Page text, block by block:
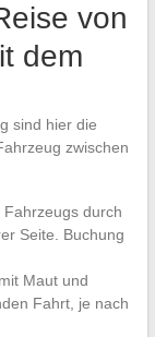
von
dem
sind hier die
zwischen
durch
Seite. Buchung
Maut und
Fahrt, je nach